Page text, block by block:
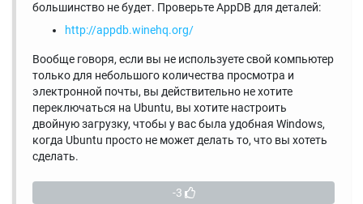
большинство не будет. Проверьте AppDB для деталей:
http://appdb.winehq.org/
Вообще говоря, если вы не используете свой компьютер
только для небольшого количества просмотра и
электронной почты, вы действительно не хотите
переключаться на Ubuntu, вы хотите настроить
двойную загрузку, чтобы у вас была удобная Windows,
когда Ubuntu просто не может делать то, что вы хотеть
сделать.
-3